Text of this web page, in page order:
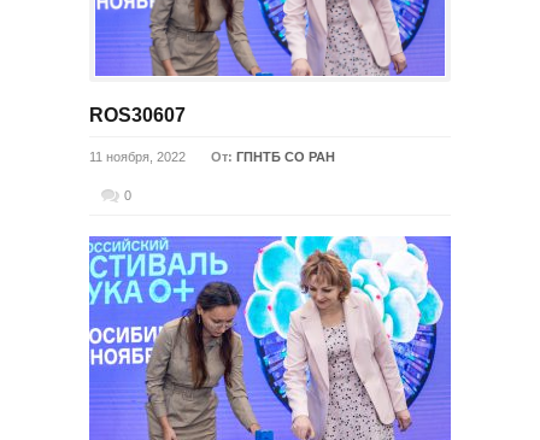
ROS30607
11 ноября, 2022 От: ГПНТБ СО РАН
0